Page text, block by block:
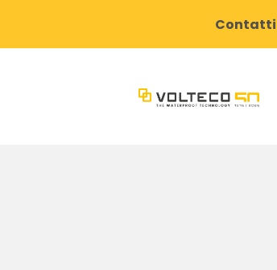
Contatti